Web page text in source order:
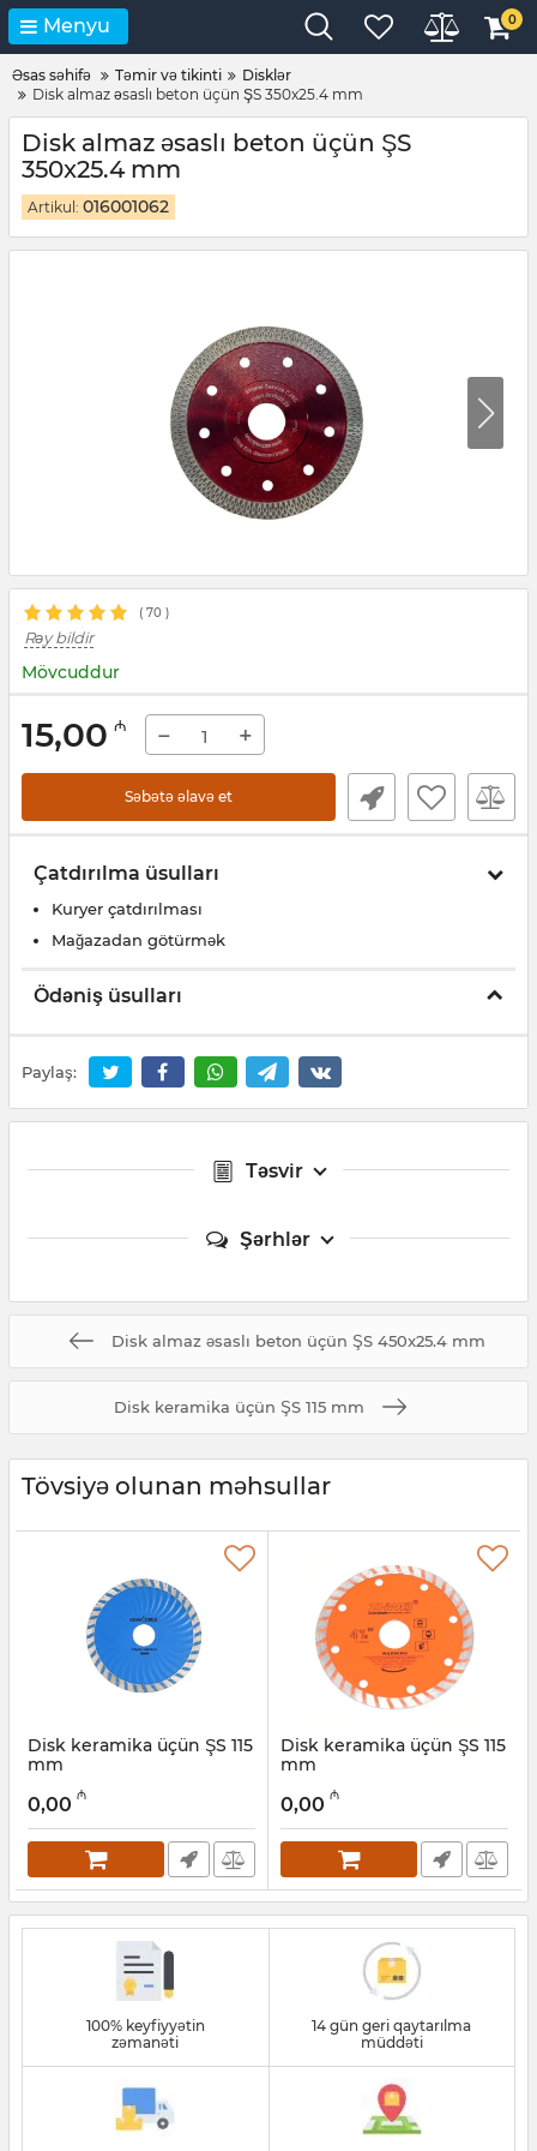
Menyu 0
Əsas səhifə Təmir və tikinti
Disklər
Disk almaz əsaslı beton üçün ŞS 350x25.4 mm
Disk almaz əsaslı beton üçün ŞS
350x25.4 mm
Artikul: 016001062
( 70 )
Rəy bildir
Mövcuddur
15,00 ₼ − +
Səbətə əlavə et
Çatdırılma üsulları
Kuryer çatdırılması
Mağazadan götürmək
Ödəniş üsulları
Paylaş:
Təsvir
Şərhlər
Disk almaz əsaslı beton üçün ŞS 450x25.4 mm
Disk keramika üçün ŞS 115 mm
Tövsiyə olunan məhsullar
Disk keramika üçün ŞS 115
mm
016001076
0,00 ₼
Disk keramika üçün ŞS 115
mm
016001077
0,00 ₼
100% keyfiyyətin
zəmanəti
14 gün geri qaytarılma
müddəti